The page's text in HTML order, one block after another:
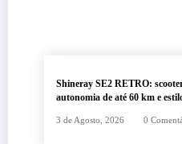
Shineray SE2 RETRO:
autonomia de até 60 km e
3 de Agosto, 2026 0